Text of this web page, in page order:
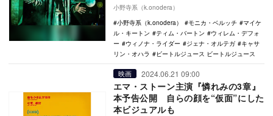
知らしめることになったホラーコメディ映
画『ビートルジ…
小野寺系（k.onodera）
小野寺系（k.onodera）
モニカ・ベルッチ
マイケ
ル・キートン
ティム・バートン
ウィレム・デフォ
ー
ウィノナ・ライダー ジェナ・オルテガ
キャサ
リン・オハラ
ビートルジュース ビートルジュース
映画 2024.06.21 09:00
エマ・ストーン主演『憐れみの3章』
本予告公開 自らの顔を“仮面”にした
本ビジュアルも